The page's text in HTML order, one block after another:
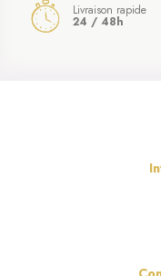
Livraison rapide
24 / 48h